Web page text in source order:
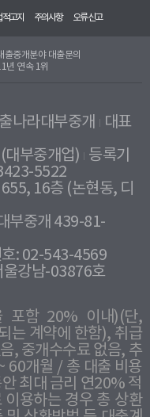
고지 주의사항 오류신고
출중개분야 대출문의
년 연속 1위
나라대부중개
대표
부중개업) 등록기
5522
16층 (논현동, 디
부중개 439-81-
호: 02-543-4569
울강남-03876호
포함 20% 이내)(단,
는 계약에 한함), 취급
, 중개수수료 없음, 추
60개월 / 총 대출 비용
최대 금리 연20% 적
용하는 경우 총 상환